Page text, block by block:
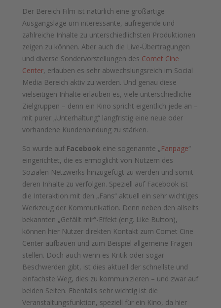
Der Bereich Film ist natürlich eine großartige
Ausgangslage um interessante, aufregende und
zahlreiche Inhalte zu unterschiedlichsten Produktionen
zeigen zu können. Aber auch die Live-Übertragungen
und diverse Sondervorstellungen des Comet Cine
Center, erlauben es sehr abwechslungsreich im Social
Media Bereich aktiv zu werden. Und genau diese
vielseitigen Inhalte erlauben es, viele unterschiedliche
Zielgruppen – denn ein Kino spricht eigentlich jede an –
mit purer „Unterhaltung“ langfristig eine neue oder
vorhandene Kundenbindung zu stärken.
So wurde auf Facebook eine sogenannte „Fanpage“
eingerichtet, die es ermöglicht von Nutzern des
Sozialen Netzwerks hinzugefügt zu werden und somit
deren Inhalte zu verfolgen. Speziell auf Facebook ist
die Interaktion mit den „Fans“ aktuell ein sehr wichtiges
Werkzeug der Kommunikation. Denn neben den allseits
bekannten „Gefällt mir“-Effekt (eng. Like Button),
können hier Nutzer direkten Kontakt zum Comet Cine
Center aufbauen und zum Beispiel allgemeine Fragen
stellen. Doch auch wenn es Kritik oder sogar
Beschwerden gibt, ist dies aktuell der schnellste und
einfachste Weg, dies zu kommunizieren – und zwar auf
beiden Seiten. Ebenfalls sehr wichtig ist die
Veranstaltungsfunktion, speziell für ein Kino, da hier